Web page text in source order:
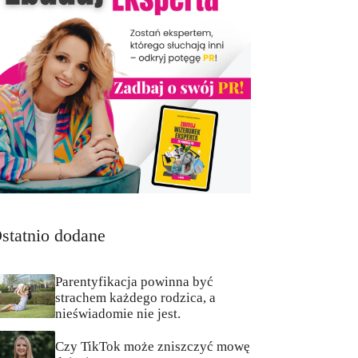
dodane
Parentyfikacja powinna być
strachem każdego rodzica, a
nieświadomie nie jest.
Czy TikTok może zniszczyć mowę